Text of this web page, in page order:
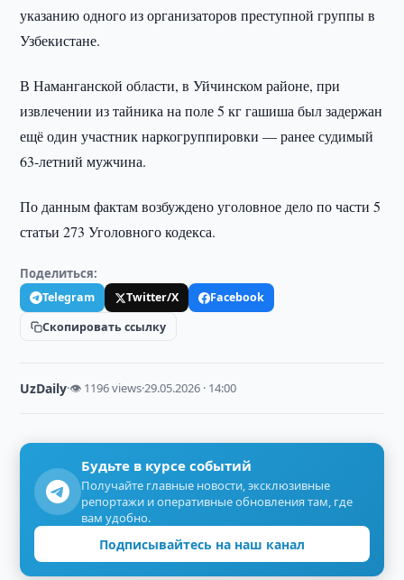
указанию одного из организаторов преступной группы в
Узбекистане.
В Наманганской области, в Уйчинском районе, при
извлечении из тайника на поле 5 кг гашиша был задержан
ещё один участник наркогруппировки — ранее судимый
63-летний мужчина.
По данным фактам возбуждено уголовное дело по части 5
статьи 273 Уголовного кодекса.
Поделиться:
Telegram Twitter/X
Facebook
Скопировать ссылку
UzDaily·👁 1196 views·29.05.2026 · 14:00
Будьте в курсе событий
Получайте главные новости, эксклюзивные
репортажи и оперативные обновления там, где
вам удобно.
Подписывайтесь на наш канал